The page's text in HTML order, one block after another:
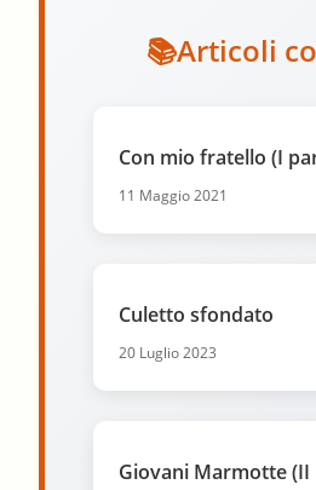
Articoli
Con mio fratello (I
11 Maggio 2021
Culetto sfondato
20 Luglio 2023
Giovani Marmotte (II